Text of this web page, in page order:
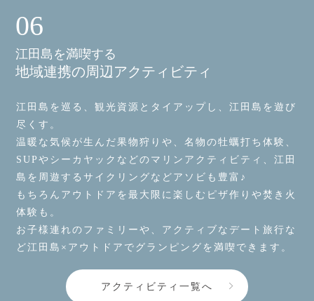
06
江田島を満喫する
地域連携の周辺アクティビティ
江田島を巡る、観光資源とタイアップし、江田島を遊び
尽くす。
温暖な気候が生んだ果物狩りや、名物の牡蠣打ち体験、
SUPやシーカヤックなどのマリンアクティビティ、江田
島を周遊するサイクリングなどアソビも豊富♪
もちろんアウトドアを最大限に楽しむピザ作りや焚き火
体験も。
お子様連れのファミリーや、アクティブなデート旅行な
ど江田島×アウトドアでグランピングを満喫できます。
アクティビティ一覧へ